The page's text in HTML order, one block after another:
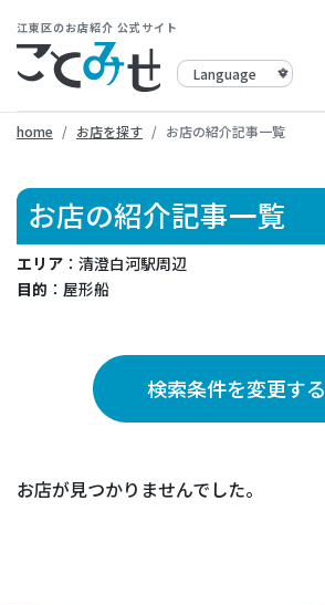
江東区のお店紹介 公式サイト
home お店を探す お店の紹介記事一覧
お店の紹介記事一覧
エリア ：清澄白河駅周辺
目的 ：屋形船
検索条件を変更する
お店が見つかりませんでした。